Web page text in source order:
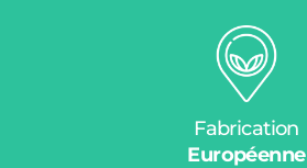
Fabrication
Européenne